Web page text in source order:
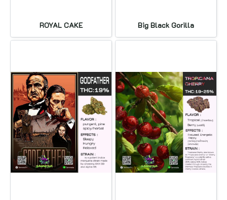
ROYAL CAKE Big Black Gorilla